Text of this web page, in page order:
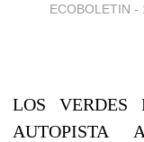
ECOBOLETIN -
LOS VERDES
AUTOPISTA